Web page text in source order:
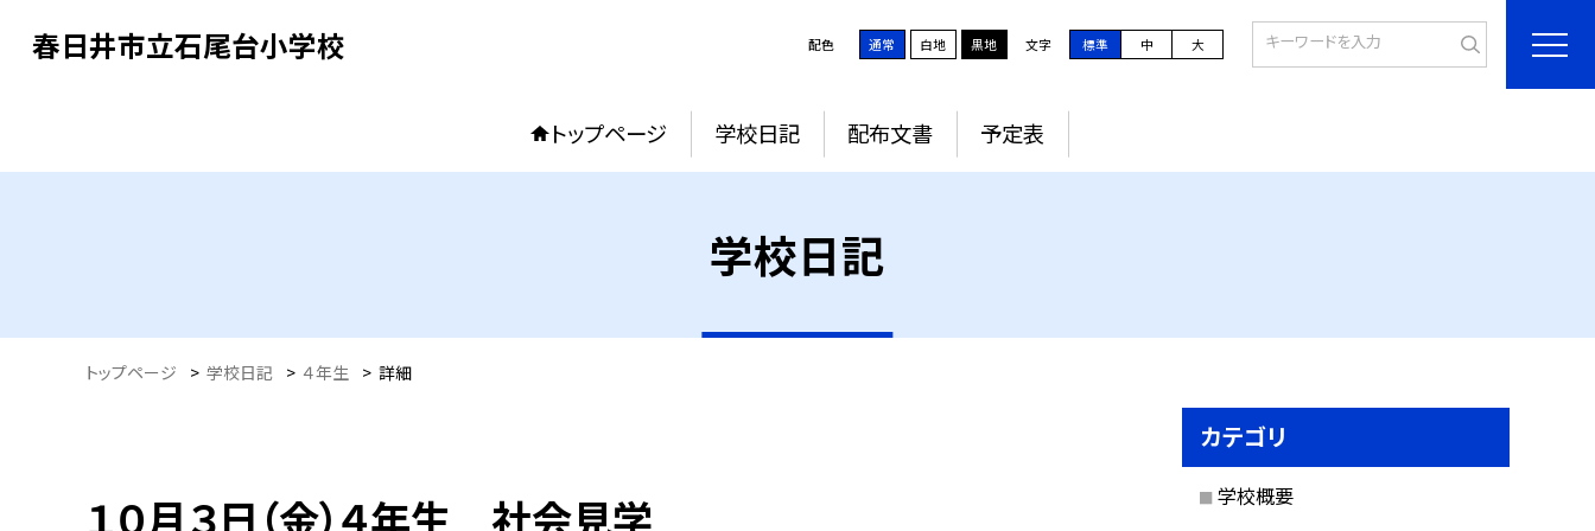
春日井市立石尾台小学校 配色 通常 白地 黒地 文字 標準 中 大
トップページ 学校日記 配布文書 予定表
学校日記
トップページ > 学校日記 > ４年生 > 詳細
１０月３日（金）４年生 社会見学
カテゴリ
学校概要